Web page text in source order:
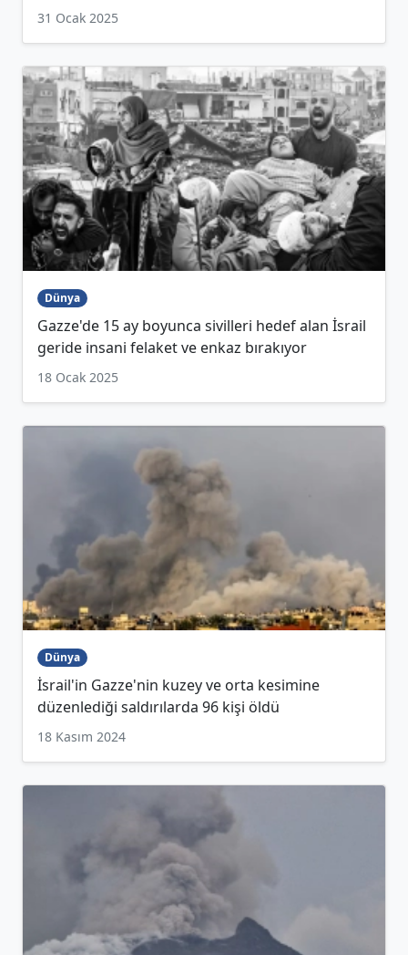
31 Ocak 2025
Dünya
Gazze'de 15 ay boyunca sivilleri hedef alan İsrail
geride insani felaket ve enkaz bırakıyor
18 Ocak 2025
Dünya
İsrail'in Gazze'nin kuzey ve orta kesimine
düzenlediği saldırılarda 96 kişi öldü
18 Kasım 2024